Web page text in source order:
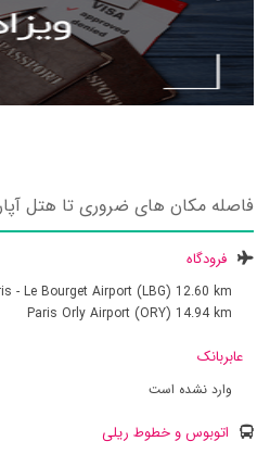
فاصله مکان های ضروری تا هتل
فرودگاه
- Le Bourget Airport (LBG) 12.60 km
Paris Orly Airport (ORY) 14.94 km
عابربانک
وارد نشده است
اتوبوس و خطوط ریلی